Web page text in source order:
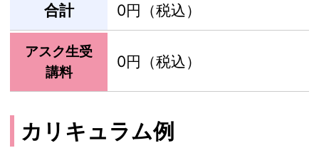
合計 0円（税込）
アスク生受
講料
0円（税込）
カリキュラム例